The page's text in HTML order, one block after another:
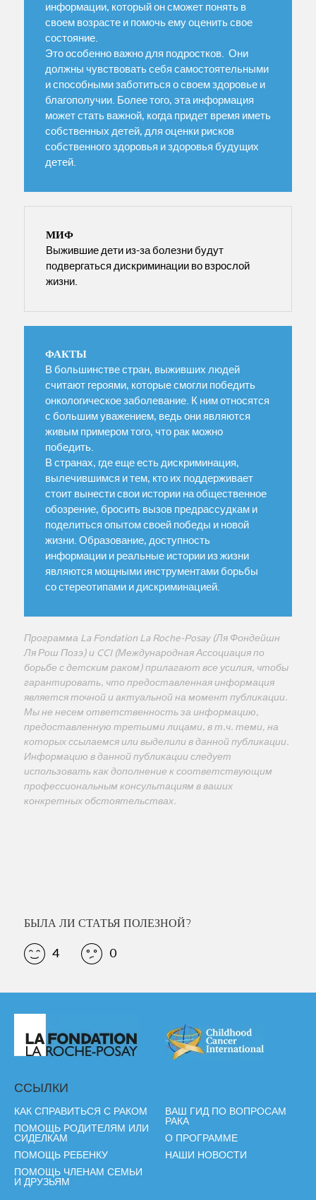
информации, который он сможет понять в
своем возрасте и помочь ему оценить свое
состояние.
Это особенно важно для подростков. Они
должны чувствовать себя самостоятельными
и способными заботиться о своем здоровье и
благополучии. Более того, эта информация
может стать важной, когда придет время иметь
собственных детей, для оценки рисков
собственного здоровья и здоровья будущих
детей.
МИФ
Выжившие дети из-за болезни будут
подвергаться дискриминации во взрослой
жизни.
ФАКТЫ
В большинстве стран, выживших людей
считают героями, которые смогли победить
онкологическое заболевание. К ним относятся
с большим уважением, ведь они являются
живым примером того, что рак можно
победить.
В странах, где еще есть дискриминация,
вылечившимся и тем, кто их поддерживает
стоит вынести свои истории на общественное
обозрение, бросить вызов предрассудкам и
поделиться опытом своей победы и новой
жизни. Образование, доступность
информации и реальные истории из жизни
являются мощными инструментами борьбы
со стереотипами и дискриминацией.
Программа La Fondation La Roche-Posay (Ля Фондейшн
Ля Рош Позэ) и CCI (Международная Ассоциация по
борьбе с детским раком) прилагают все усилия, чтобы
гарантировать, что предоставленная информация
является точной и актуальной на момент публикации.
Мы не несем ответственность за информацию,
предоставленную третьими лицами, в т.ч. теми, на
которых ссылаемся или выделили в данной публикации.
Информацию в данной публикации следует
использовать как дополнение к соответствующим
профессиональным консультациям в ваших
конкретных обстоятельствах.
БЫЛА ЛИ СТАТЬЯ ПОЛЕЗНОЙ?
4 0
ССЫЛКИ
КАК СПРАВИТЬСЯ С РАКОМ
ПОМОЩЬ РОДИТЕЛЯМ ИЛИ
СИДЕЛКАМ
ПОМОЩЬ РЕБЕНКУ
ПОМОЩЬ ЧЛЕНАМ СЕМЬИ
И ДРУЗЬЯМ
ВАШ ГИД ПО ВОПРОСАМ
РАКА
О ПРОГРАММЕ
НАШИ НОВОСТИ